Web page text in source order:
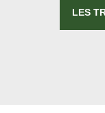
LES